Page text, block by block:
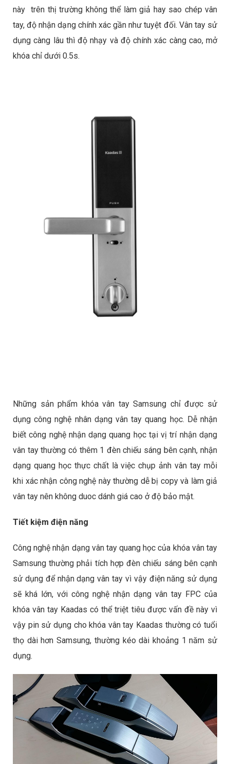
này trên thị trường không thể làm giả hay sao chép vân
tay, độ nhận dạng chính xác gần như tuyệt đối. Vân tay sử
dụng càng lâu thì độ nhạy và độ chính xác càng cao, mở
khóa chỉ dưới 0.5s.
Những sản phẩm khóa vân tay Samsung chỉ được sử
dụng công nghệ nhân dạng vân tay quang học. Dễ nhận
biết công nghệ nhận dạng quang học tại vị trí nhận dạng
vân tay thường có thêm 1 đèn chiếu sáng bên cạnh, nhận
dạng quang học thực chất là việc chụp ảnh vân tay mỗi
khi xác nhận công nghệ này thường dễ bị copy và làm giả
vân tay nên không duoc dánh giá cao ở độ bảo mật.
Tiết kiệm điện năng
Công nghệ nhận dạng vân tay quang học của khóa vân tay
Samsung thường phải tích hợp đèn chiếu sáng bên cạnh
sử dụng để nhận dạng vân tay vì vậy điện năng sử dụng
sẽ khá lớn, với công nghệ nhận dạng vân tay FPC của
khóa vân tay Kaadas có thể triệt tiêu được vấn đề này vì
vậy pin sử dụng cho khóa vân tay Kaadas thường có tuổi
thọ dài hơn Samsung, thường kéo dài khoảng 1 năm sử
dụng.